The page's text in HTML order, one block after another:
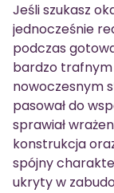
Jeśli szukasz
jednocześnie
podczas
bardzo
nowoczesnym
pasował do
sprawiał
konstrukcja
spójny
ukryty w